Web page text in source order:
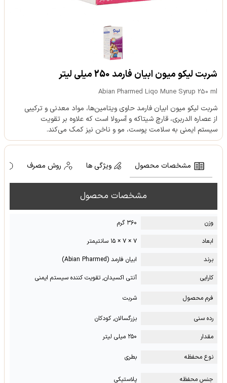
شربت لیکو میون ابیان فارمد 250 میلی لیتر
Abian Pharmed Liqo Mune Syrup 250 ml
شربت لیکو میون ابیان فارمد حاوی ویتامین‌ها، مواد معدنی و ترکیبی
از عصاره الدربری، قارچ شیتاکه و آسرولا است که علاوه بر تقویت
سیستم ایمنی به سلامت پوست، مو و ناخن نیز کمک می‌کند.
مشخصات محصول ویژگی ها روش مصرف
مشخصات محصول
وزن
۳۶۰ گرم
ابعاد
۷ × ۷ × ۱۵ سانتیمتر
برند
ابیان فارمد (Abian Pharmed)
کارایی
آنتی اکسیدان, تقویت کننده سیستم ایمنی
فرم محصول شربت
رده سنی
بزرگسالان, کودکان
مقدار
۲۵۰ میلی لیتر
نوع محفظه بطری
جنس محفظه پلاستیکی